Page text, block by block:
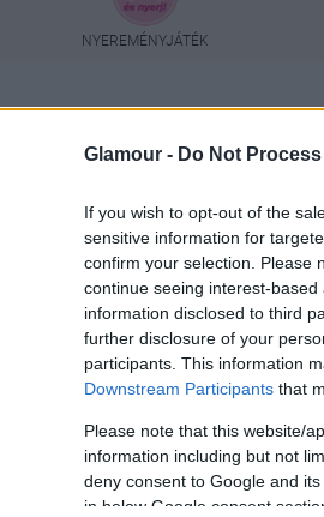
Glamour - Do Not
If you wish to opt-out of the
sensitive information for
confirm your selection. Please
continue seeing interest-
information disclosed to third
further disclosure of your
participants. This information
Downstream Participants that
Please note that this website/
information including but not
deny consent to Google and
in below Google consent
NYEREMÉNYJÁTÉK
Dolce &